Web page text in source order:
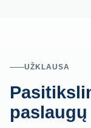
UŽKLAUSA